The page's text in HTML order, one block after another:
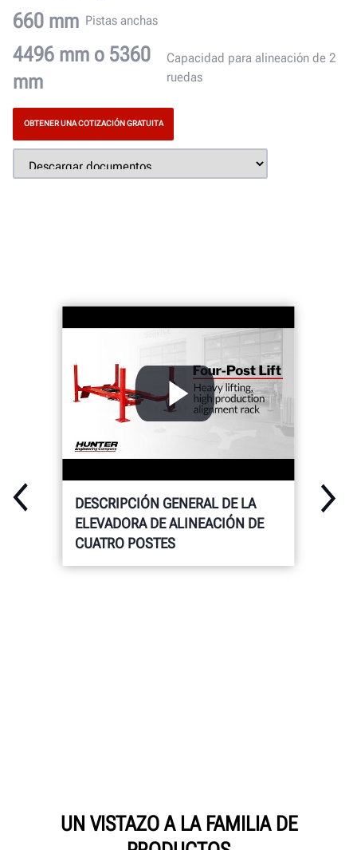
660 mm Pistas anchas
4496 mm o 5360
mm
Capacidad para alineación de 2
ruedas
OBTENER UNA COTIZACIÓN GRATUITA
DESCRIPCIÓN GENERAL DE LA
ELEVADORA DE ALINEACIÓN DE
CUATRO POSTES
UN VISTAZO A LA FAMILIA DE